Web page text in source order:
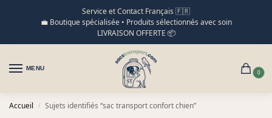
Service et Contact Français 🇫🇷
💼 Boutique spécialisée • Produits sélectionnés avec soin
LIVRAISON OFFERTE 📦
MENU
0
Accueil / Sujets identifiés “sac transport confort chien”